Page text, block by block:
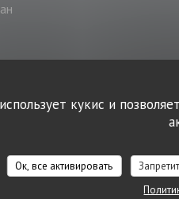
кукис и
Ок, все активировать
комната для найма,
терраса, Аутентичная
/ Mastercard, Денежные